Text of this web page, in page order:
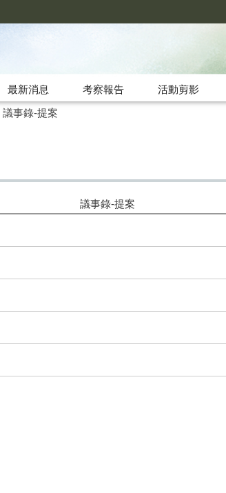
最新消息 考察報告 活動剪影
議事錄-提案
議事錄-提案